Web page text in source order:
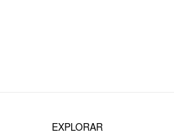
EXPLORAR